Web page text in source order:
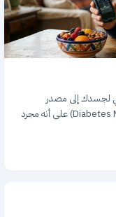
لجسدك إلى مصدر
خطورة؟ في عالم الطب، لا يُصنّف السكري (Diabetes Mellitus) على أنه مجرد